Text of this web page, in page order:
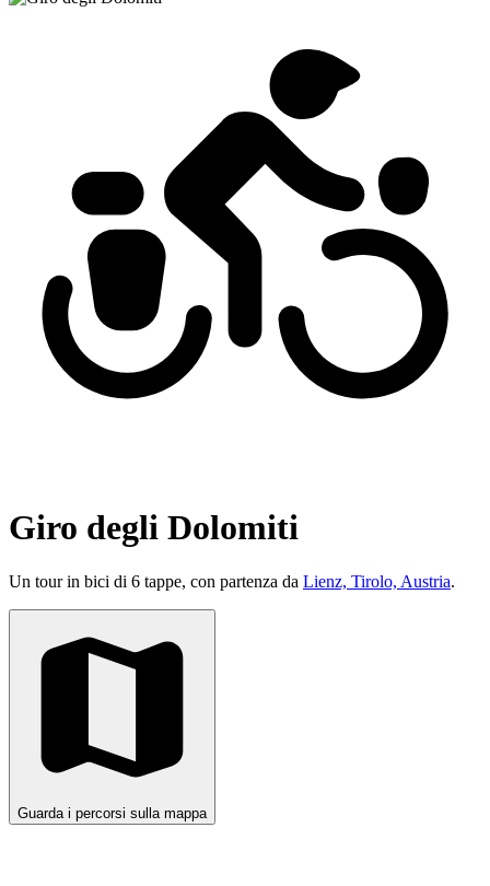
Giro degli Dolomiti
Un tour in bici di 6 tappe, con partenza da Lienz, Tirolo, Austria.
Guarda i percorsi sulla mappa